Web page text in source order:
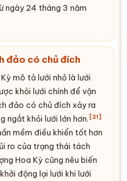
ngày 24 tháng 3 năm
đảo có chủ đích
mô tả lưới nhỏ là lưới
khỏi lưới chính để vận
đảo có chủ đích xảy ra
ngắt khỏi lưới lớn hơn. [21]
mềm điều khiển tốt hơn
ro của trạng thái tách
Hoa Kỳ cũng nêu biến
động lại lưới khi lưới